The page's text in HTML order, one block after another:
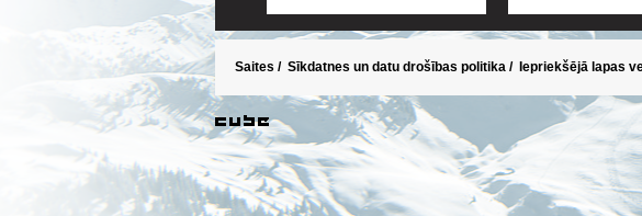
Saites / Sīkdatnes un datu drošības politika / Iepriekšējā lapas